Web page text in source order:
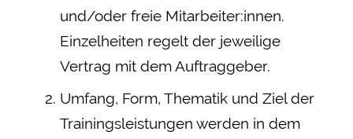
und/oder freie Mitarbeiter:innen.
Einzelheiten regelt der jeweilige
Vertrag mit dem Auftraggeber.
Umfang, Form, Thematik und Ziel der
Trainingsleistungen werden in dem